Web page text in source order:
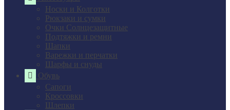
Носки и Колготки
Рюкзаки и сумки
Очки Солнцезащитные
Подтяжки и ремни
Шапки
Варежки и перчатки
Шарфы и снуды
Обувь
Сапоги
Кроссовки
Шлепки